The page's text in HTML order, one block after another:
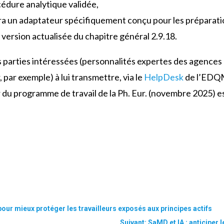
analytique validée,
un adaptateur spécifiquement conçu pour les
actualisée du chapitre général 2.9.18.
intéressées (personnalités expertes des
exemple) à lui transmettre, via le HelpDeskde
programme de travail de la Ph. Eur. (novembre 2025)
mieux protéger les travailleurs exposés aux principes actifs